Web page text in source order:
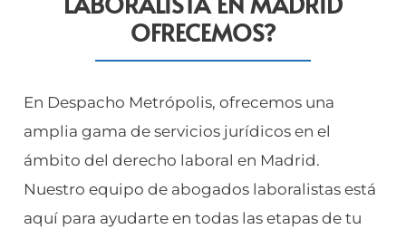
OFRECEMOS?
En Despacho Metrópolis, ofrecemos una
amplia gama de servicios jurídicos en el
ámbito del derecho laboral en Madrid.
Nuestro equipo de abogados laboralistas está
aquí para ayudarte en todas las etapas de tu